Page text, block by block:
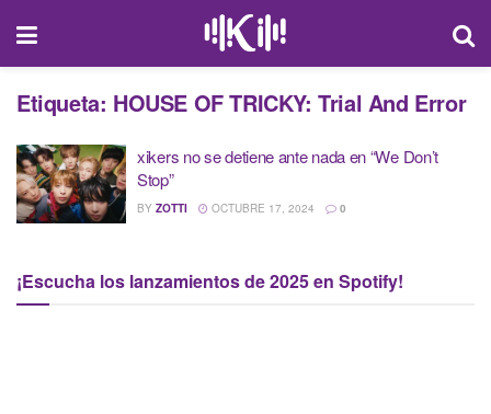
Etiqueta: HOUSE OF TRICKY: Trial And Error
xikers no se detiene ante nada en “We Don’t
Stop”
BY ZOTTI OCTUBRE 17, 2024 0
¡Escucha los lanzamientos de 2025 en Spotify!